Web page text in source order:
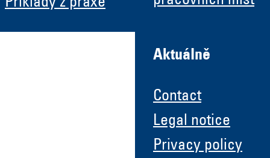
Aktuálně
Contact
Legal notice
Privacy policy